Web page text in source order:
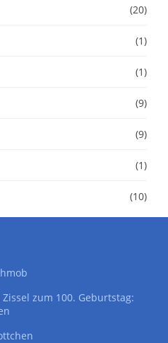
(20)
(1)
(1)
(9)
(9)
(1)
(10)
Zissel zum 100. Geburtstag: